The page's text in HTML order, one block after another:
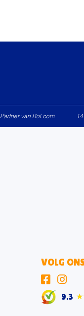
Partner van Bol.com
VOLG
9.3